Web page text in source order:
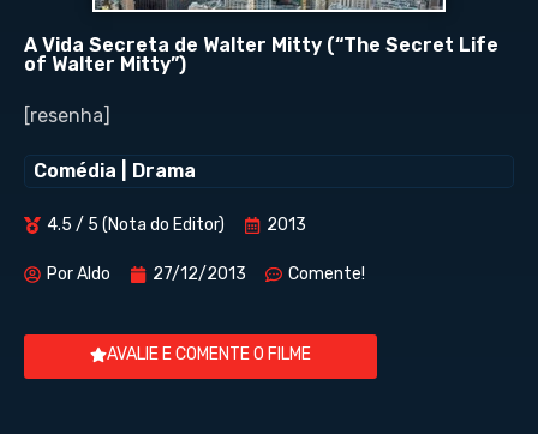
A Vida Secreta de Walter Mitty (“The Secret Life
of Walter Mitty”)
[resenha]
Comédia Drama
4.5 / 5 (Nota do Editor) 2013
PorAldo 27/12/2013 Comente!
AVALIE E COMENTE O FILME